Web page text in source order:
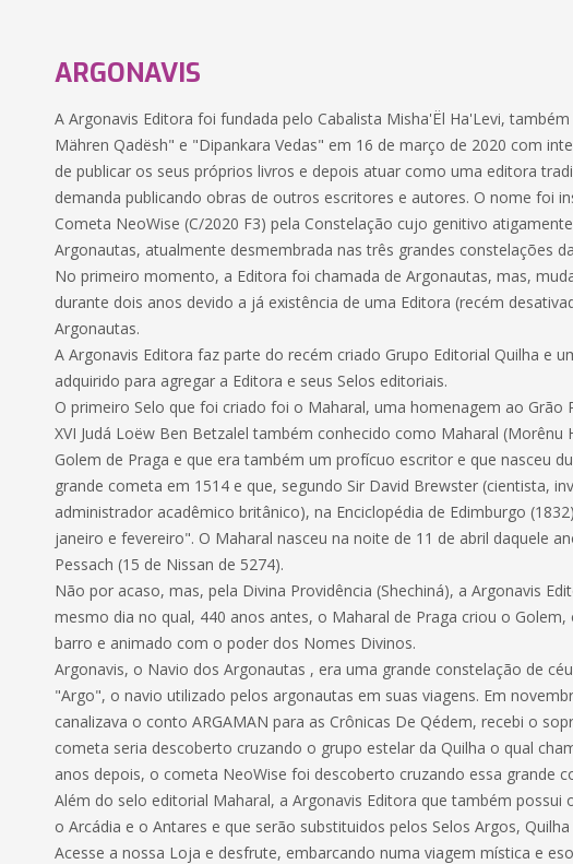
ARGONAVIS
A Argonavis Editora foi fundada pelo Cabalista Misha'Ël Ha'Levi,
Mähren Qadësh" e "Dipankara Vedas" em 16 de março de 2020 com
de publicar os seus próprios livros e depois atuar como uma editora
demanda publicando obras de outros escritores e autores. O nome foi
Cometa NeoWise (C/2020 F3) pela Constelação cujo genitivo
Argonautas, atualmente desmembrada nas três grandes constelações
No primeiro momento, a Editora foi chamada de Argonautas, mas,
durante dois anos devido a já existência de uma Editora (recém
Argonautas.
A Argonavis Editora faz parte do recém criado Grupo Editorial Quilha e
adquirido para agregar a Editora e seus Selos editoriais.
O primeiro Selo que foi criado foi o Maharal, uma homenagem ao Grão
XVI Judá Loëw Ben Betzalel também conhecido como Maharal (Morênu
Golem de Praga e que era também um profícuo escritor e que nasceu
grande cometa em 1514 e que, segundo Sir David Brewster (cientista,
administrador acadêmico britânico), na Enciclopédia de Edimburgo
janeiro e fevereiro". O Maharal nasceu na noite de 11 de abril daquele
Pessach (15 de Nissan de 5274).
Não por acaso, mas, pela Divina Providência (Shechiná), a Argonavis
mesmo dia no qual, 440 anos antes, o Maharal de Praga criou o
barro e animado com o poder dos Nomes Divinos.
Argonavis, o Navio dos Argonautas , era uma grande constelação de
"Argo", o navio utilizado pelos argonautas em suas viagens. Em
canalizava o conto ARGAMAN para as Crônicas De Qédem, recebi o
cometa seria descoberto cruzando o grupo estelar da Quilha o qual
anos depois, o cometa NeoWise foi descoberto cruzando essa grande
Além do selo editorial Maharal, a Argonavis Editora que também possui
o Arcádia e o Antares e que serão substituidos pelos Selos Argos,
Acesse a nossa Loja e desfrute, embarcando numa viagem mística e